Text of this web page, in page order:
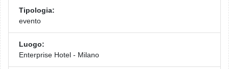
Tipologia:
evento
Luogo:
Enterprise Hotel - Milano